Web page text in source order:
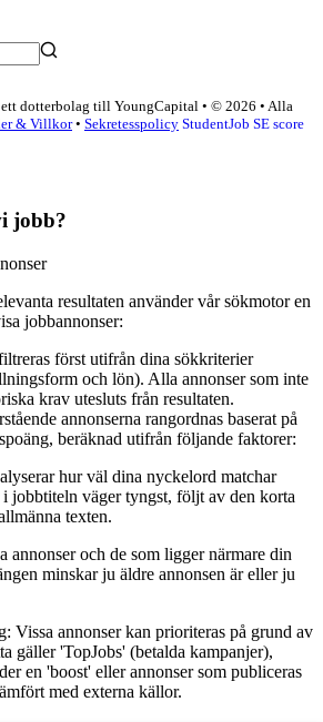
dotterbolag till YoungCapital • © 2026 • Alla
& Villkor• Sekretesspolicy StudentJob SE score
jobb?
resultaten använder vår sökmotor en
jobbannonser:
först utifrån dina sökkriterier
och lön). Alla annonser som inte
krav utesluts från resultaten.
annonserna rangordnas baserat på
beräknad utifrån följande faktorer:
hur väl dina nyckelord matchar
jobbtiteln väger tyngst, följt av den korta
texten.
och de som ligger närmare din
minskar ju äldre annonsen är eller ju
Vissa annonser kan prioriteras på grund av
gäller 'TopJobs' (betalda kampanjer),
en 'boost' eller annonser som publiceras
med externa källor.